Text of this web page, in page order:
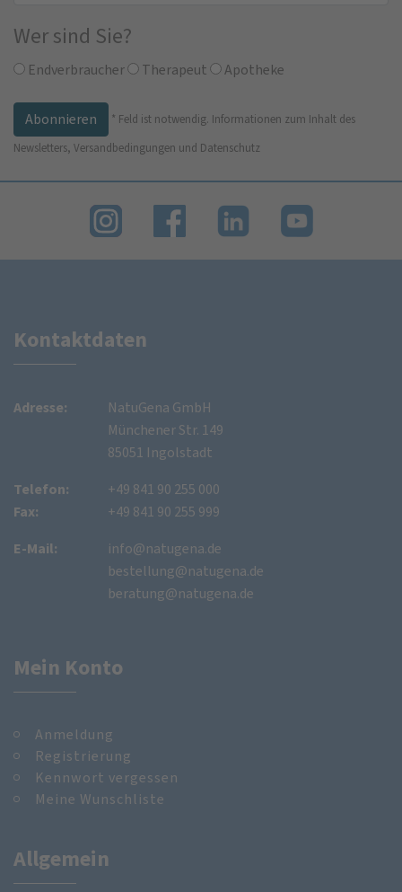
Wer sind Sie?
Endverbraucher Therapeut Apotheke
* Feld ist notwendig. Informationen zum Inhalt des
Newsletters, Versandbedingungen und Datenschutz
Kontaktdaten
Adresse:
NatuGena GmbH
Münchener Str. 149
85051 Ingolstadt
Telefon:
Fax:
+49 841 90 255 000
+49 841 90 255 999
E-Mail:
info@natugena.de
bestellung@natugena.de
beratung@natugena.de
Mein Konto
Anmeldung
Registrierung
Kennwort vergessen
Meine Wunschliste
Allgemein